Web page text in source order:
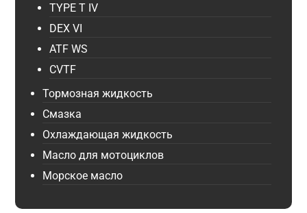
TYPE T IV
DEX VI
ATF WS
CVTF
Тормозная жидкость
Смазка
Охлаждающая жидкость
Масло для мотоциклов
Морское масло